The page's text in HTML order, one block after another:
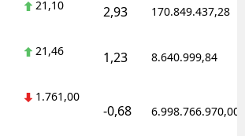
21,10 2,93 170.849.437,28
21,46 1,23 8.640.999,84
1.761,00
-0,68 6.998.766.970,00